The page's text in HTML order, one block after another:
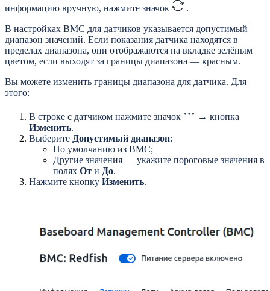
информацию вручную, нажмите значок
.
В настройках BMC для датчиков указывается допустимый
диапазон значений. Если показания датчика находятся в
пределах диапазона, они отображаются на вкладке зелёным
цветом, если выходят за границы диапазона — красным.
Вы можете изменить границы диапазона для датчика. Для
этого:
В строке с датчиком нажмите значок
→ кнопка
Изменить.
Выберите Допустимый диапазон:
По умолчанию из BMC;
Другие значения — укажите пороговые значения в
полях От и До.
Нажмите кнопку Изменить.